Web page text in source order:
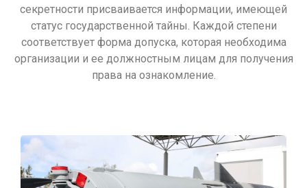
секретности присваивается информации, имеющей
статус государственной тайны. Каждой степени
соответствует форма допуска, которая необходима
организации и ее должностным лицам для получения
права на ознакомление.